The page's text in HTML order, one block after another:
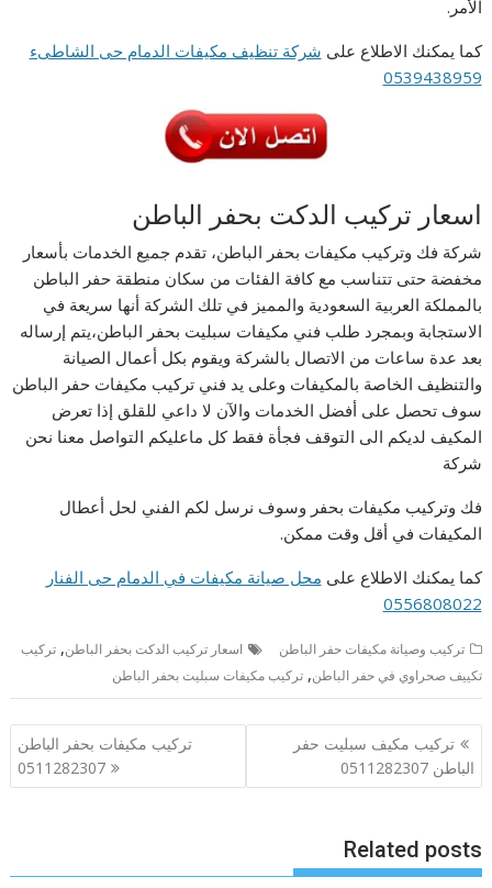
الأمر.
كما يمكنك الاطلاع على شركة تنظيف مكيفات الدمام حى الشاطىء
0539438959
اسعار تركيب الدكت بحفر الباطن
شركة فك وتركيب مكيفات بحفر الباطن، تقدم جميع الخدمات بأسعار
مخفضة حتى تتناسب مع كافة الفئات من سكان منطقة حفر الباطن
بالمملكة العربية السعودية والمميز في تلك الشركة أنها سريعة في
الاستجابة وبمجرد طلب فني مكيفات سبليت بحفر الباطن،يتم إرساله
بعد عدة ساعات من الاتصال بالشركة ويقوم بكل أعمال الصيانة
والتنظيف الخاصة بالمكيفات وعلى يد فني تركيب مكيفات حفر الباطن
سوف تحصل على أفضل الخدمات والآن لا داعي للقلق إذا تعرض
المكيف لديكم الى التوقف فجأة فقط كل ماعليكم التواصل معنا نحن
شركة
فك وتركيب مكيفات بحفر وسوف نرسل لكم الفني لحل أعطال
المكيفات في أقل وقت ممكن.
كما يمكنك الاطلاع على محل صيانة مكيفات في الدمام حى الفنار
0556808022
تركيب وصيانة مكيفات حفر الباطن اسعار تركيب الدكت بحفر الباطن,تركيب
تكييف صحراوي في حفر الباطن,تركيب مكيفات سبليت بحفر الباطن
تصفّح
المقالات
تركيب مكيف سبليت حفر
الباطن 0511282307
تركيب مكيفات بحفر الباطن
0511282307
Related posts